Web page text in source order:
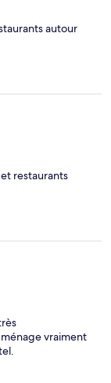
autour
restaurants
vraiment